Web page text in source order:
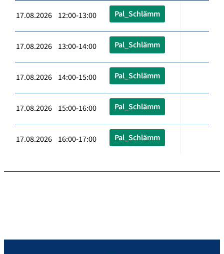
17.08.2026 12:00-13:00 Pal_Schlämm
17.08.2026 13:00-14:00 Pal_Schlämm
17.08.2026 14:00-15:00 Pal_Schlämm
17.08.2026 15:00-16:00 Pal_Schlämm
17.08.2026 16:00-17:00 Pal_Schlämm